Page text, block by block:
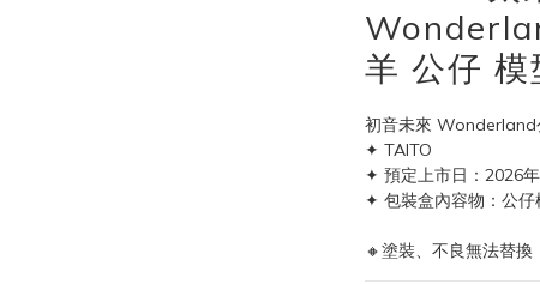
羊 公仔 模
初音未來 Wonderland
✦ TAITO
✦ 預定上市日：2026
✦ 包裝盒內容物：公仔
🔸塗裝、不良無法替換